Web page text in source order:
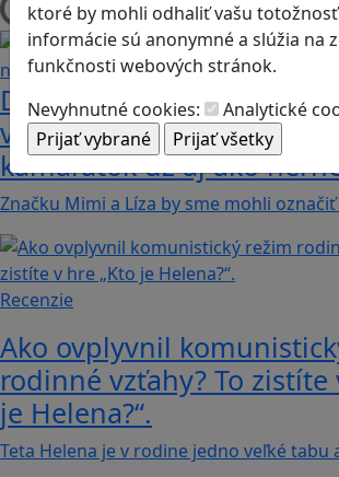
ktoré by mohli odhaliť vašu
informácie sú anonymné a slúžia na
funkčnosti webových stránok.
Nevyhnutné cookies:
Analytické
Načítam blogy
Dobrodružstvá Mimi a
videohre? Dvojica
kamarátok už aj ako
Značku Mimi a Líza by sme mohli
Recenzie
Ako ovplyvnil
rodinné vzťahy? To zistíte
je Helena?“.
Teta Helena je v rodine jedno veľké tabu